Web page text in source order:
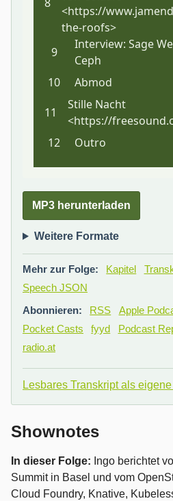
MP3 herunterladen
Weitere Formate
Mehr zur Folge: Kapitel
Speech JSON
Abonnieren:
RSS Apple
Pocket Casts
fyyd Podcast
radio.at
Lesbares Transkript als
Shownotes
In dieser Folge: Ingo berichtet
Summit in Basel und vom
Cloud Foundry, Knative,